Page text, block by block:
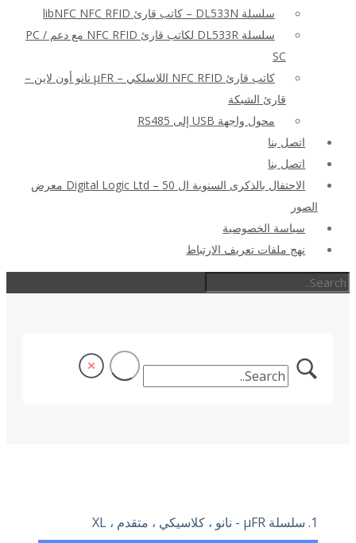
سلسلة DL533N – كاتب قارئ libNFC NFC RFID
سلسلة DL533R لكاتب قارئ NFC RFID مع دعم PC /
SC
كاتب قارئ NFC RFID اللاسلكي – μFR نانو أون لاين –
قارئ الشبكة
محول واجهة USB إلى RS485
اتصل بنا
اتصل بنا
الاحتفال بالذكرى السنوية ال 50 – Digital Logic Ltd معرض
الصور
سياسة الخصوصية
نهج ملفات تعريف الارتباط
1. سلسلة μFR - نانو ، كلاسيكي ، متقدم ، XL